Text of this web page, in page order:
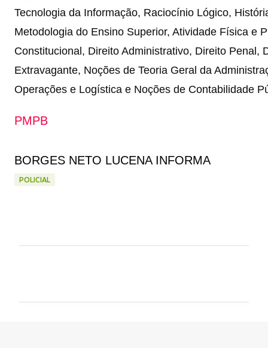
Tecnologia da Informação, Raciocínio Lógico,
Metodologia do Ensino Superior, Atividade Física e
Constitucional, Direito Administrativo, Direito Penal,
Extravagante, Noções de Teoria Geral da
Operações e Logística e Noções de Contabilidade
PMPB
BORGES NETO LUCENA INFORMA
POLICIAL